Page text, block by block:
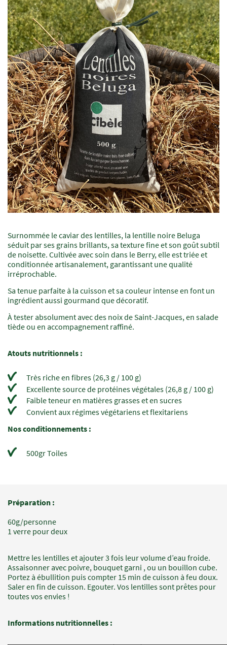
Champs
à
renseigner
Texte
Surnommée le caviar des lentilles, la lentille noire Beluga
séduit par ses grains brillants, sa texture fine et son goût subtil
de noisette. Cultivée avec soin dans le Berry, elle est triée et
conditionnée artisanalement, garantissant une qualité
irréprochable.
Sa tenue parfaite à la cuisson et sa couleur intense en font un
ingrédient aussi gourmand que décoratif.
À tester absolument avec des noix de Saint-Jacques, en salade
tiède ou en accompagnement raffiné.
Atouts nutritionnels :
Très riche en fibres (26,3 g / 100 g)
Excellente source de protéines végétales (26,8 g / 100 g)
Faible teneur en matières grasses et en sucres
Convient aux régimes végétariens et flexitariens
Nos conditionnements :
500gr Toiles
Champs
renseigner
Texte
Préparation :
60g/personne
1 verre pour deux
Mettre les lentilles et ajouter 3 fois leur volume d’eau froide.
Assaisonner avec poivre, bouquet garni , ou un bouillon cube.
Portez à ébullition puis compter 15 min de cuisson à feu doux.
Saler en fin de cuisson. Egouter. Vos lentilles sont prêtes pour
toutes vos envies !
Informations nutritionnelles :